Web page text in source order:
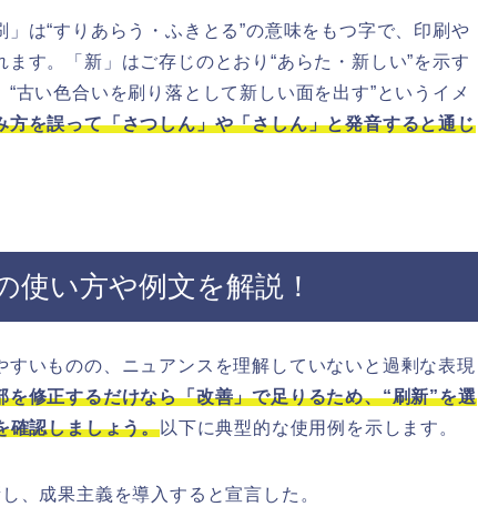
は“すりあらう・ふきとる”の意味をもつ字で、印刷や
す。「新」はご存じのとおり“あらた・新しい”を示す
古い色合いを刷り落として新しい面を出す”というイメ
方を誤って「さつしん」や「さしん」と発音すると通じ
使い方や例文を解説！
すいものの、ニュアンスを理解していないと過剰な表現
を修正するだけなら「改善」で足りるため、“刷新”を選
確認しましょう。以下に典型的な使用例を示します。
、成果主義を導入すると宣言した。